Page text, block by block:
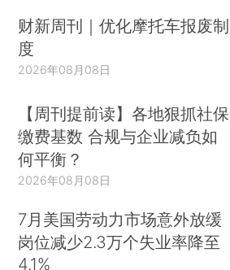
财新周刊｜优化摩托车报废制
度
2026年08月08日
【周刊提前读】各地狠抓社保
缴费基数 合规与企业减负如
何平衡？
2026年08月08日
7月美国劳动力市场意外放缓
岗位减少2.3万个失业率降至
4.1%